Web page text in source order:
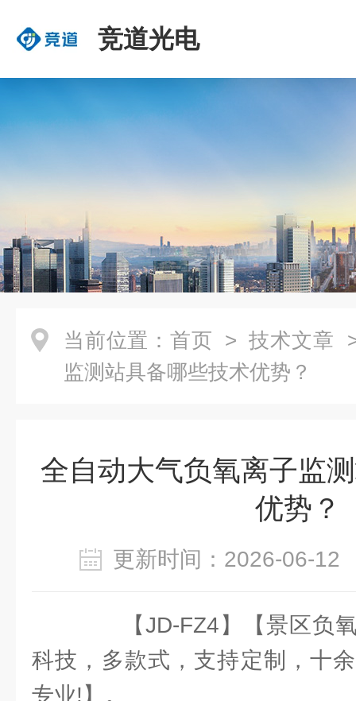
竞道光电
当前位置： 首页 > 技术文章
监测站具备哪些技术优势？
全自动大气负氧离子监
优势？
更新时间：2026-06-
【JD-FZ4】【景区负氧
科技，多款式，支持定制，十
专业!】。